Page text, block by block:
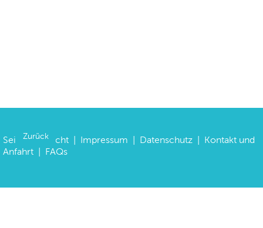
Zurück
Seitenübersicht Impressum Datenschutz
Kontakt und
Anfahrt
FAQs